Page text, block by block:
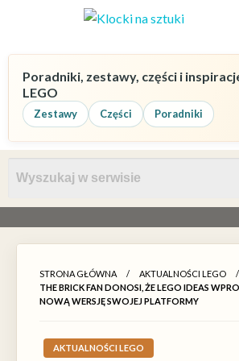
Poradniki, zestawy, części i
LEGO
Zestawy Części Poradniki
STRONA GŁÓWNA
AKTUALNOŚCI LEGO
THE BRICK FAN DONOSI, ŻE LEGO IDEAS
NOWĄ WERSJĘ SWOJEJ PLATFORMY
AKTUALNOŚCI LEGO